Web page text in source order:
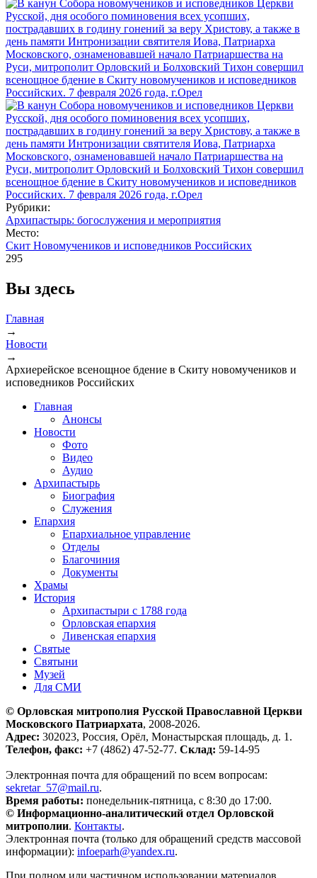
Рубрики:
Архипастырь: богослужения и мероприятия
Место:
Скит Новомучеников и исповедников Российских
295
Вы здесь
Главная
→
Новости
→
Архиерейское всенощное бдение в Скиту новомучеников и
исповедников Российских
Главная
Анонсы
Новости
Фото
Видео
Аудио
Архипастырь
Биография
Служения
Епархия
Епархиальное управление
Отделы
Благочиния
Документы
Храмы
История
Архипастыри с 1788 года
Орловская епархия
Ливенская епархия
Святые
Святыни
Музей
Для СМИ
© Орловская митрополия Русской Православной Церкви
Московского Патриархата, 2008-2026.
Адрес: 302023, Россия, Орёл, Монастырская площадь, д. 1.
Телефон, факс: +7 (4862) 47-52-77. Склад: 59-14-95
Электронная почта для обращений по всем вопросам:
sekretar_57@mail.ru.
Время работы: понедельник-пятница, с 8:30 до 17:00.
© Информационно-аналитический отдел Орловской
митрополии. Контакты.
Электронная почта (только для обращений средств массовой
информации): infoeparh@yandex.ru.
При полном или частичном использовании материалов